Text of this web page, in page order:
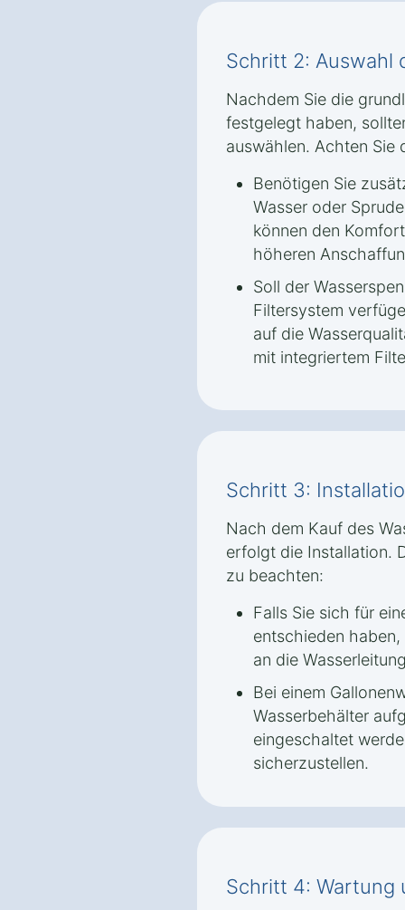
Schritt 2: Auswahl
Nachdem Sie die
festgelegt haben,
auswählen. Achten Sie
Benötigen Sie
Wasser oder
können den
höheren
Soll der
Filtersystem
auf die
mit integriertem
Schritt 3:
Nach dem Kauf des
erfolgt die Installation.
zu beachten:
Falls Sie sich für
entschieden
an die
Bei einem
Wasserbehälter
eingeschaltet
sicherzustellen.
Schritt 4: Wartung